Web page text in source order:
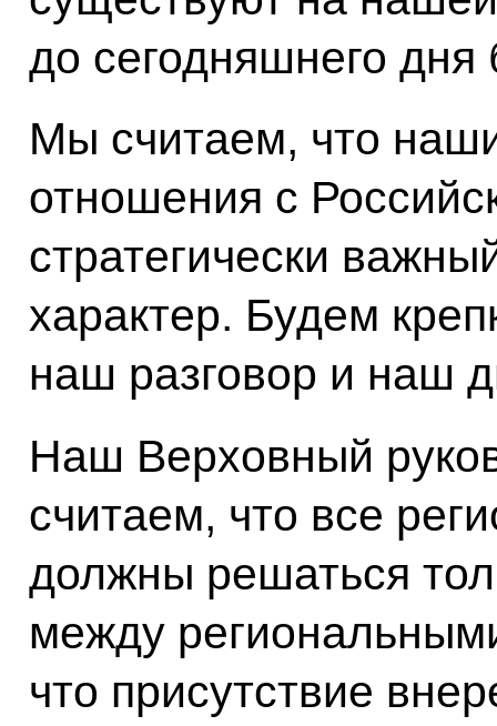
до сегодняшнего
Мы считаем, что
отношения с
стратегически
характер. Будем
наш разговор и наш
Наш Верховный
считаем, что все
должны решаться
между
что присутствие